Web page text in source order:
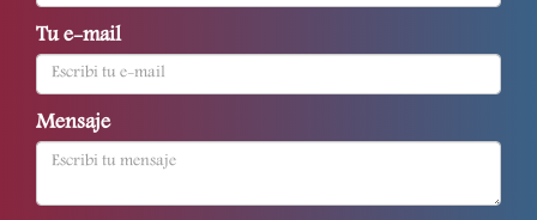
Tu e-mail
Mensaje